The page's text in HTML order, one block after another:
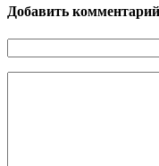
Добавить комментарий